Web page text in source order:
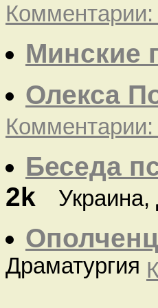
Минские
Олекса
Беседа
2k
Украина,
Драматургия